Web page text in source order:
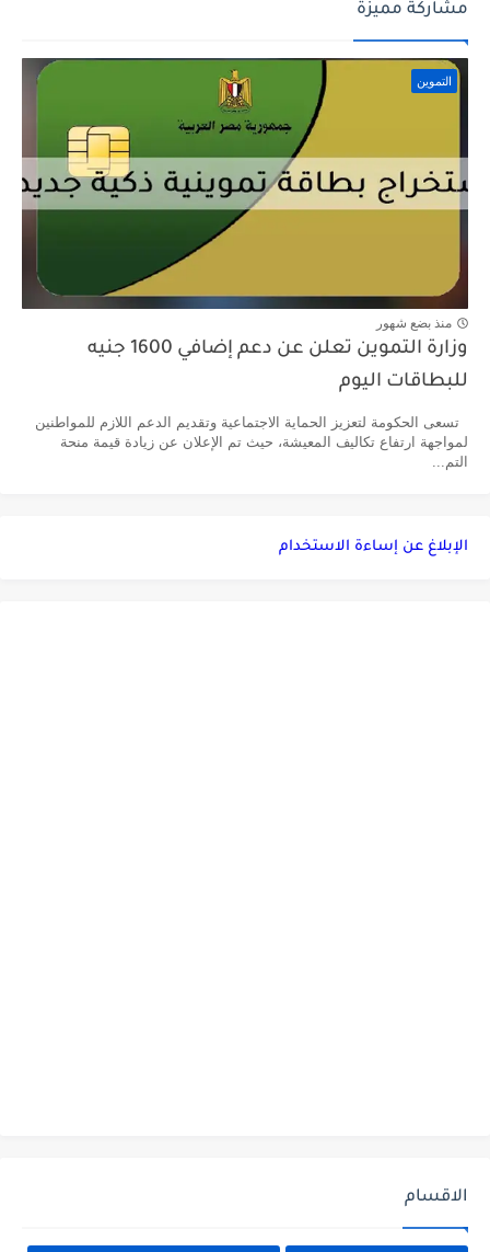
مشاركة مميزة
التموين
منذ بضع شهور
وزارة التموين تعلن عن دعم إضافي 1600 جنيه
للبطاقات اليوم
تسعى الحكومة لتعزيز الحماية الاجتماعية وتقديم الدعم اللازم للمواطنين
لمواجهة ارتفاع تكاليف المعيشة، حيث تم الإعلان عن زيادة قيمة منحة
التم...
الإبلاغ عن إساءة الاستخدام
الاقسام